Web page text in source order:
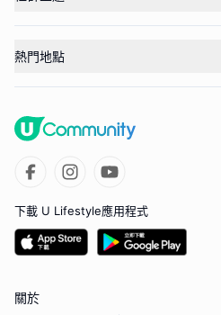
熱門地點
下載 U Lifestyle應用程式
關於